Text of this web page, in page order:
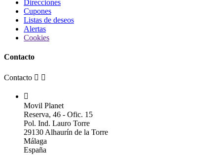
Direcciones
Cupones
Listas de deseos
Alertas
Cookies
Contacto
Contacto  

Movil Planet
Reserva, 46 - Ofic. 15
Pol. Ind. Lauro Torre
29130 Alhaurín de la Torre
Málaga
España